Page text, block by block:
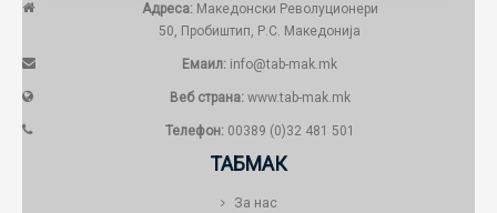
Адреса:Македонски Револуционери
50, Пробиштип, Р.С. Македонија
Емаил: info@tab-mak.mk
Веб страна: www.tab-mak.mk
Телефон:00389 (0)32 481 501
ТАБМАК
За нас